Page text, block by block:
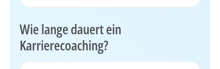
Wie lange dauert ein
Karrierecoaching?